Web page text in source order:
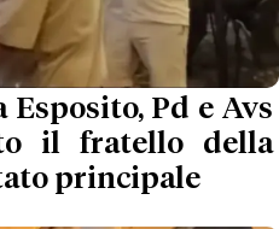
Pd e Avs
il fratello della
principale